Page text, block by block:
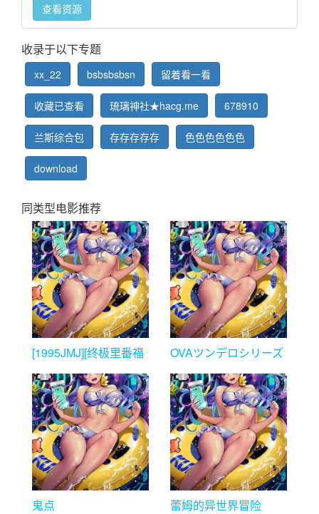
查看资源
收录于以下专题
xx_22 bsbsbsbsn 留着看一看
收藏已查看 琉璃神社★hacg.me 678910
兰斯综合包 存存存存存 色色色色色色
download
同类型电影推荐
[1995JMJ][终极里番福
OVAツンデロシリーズ
鬼点 蕾姆的异世界冒险